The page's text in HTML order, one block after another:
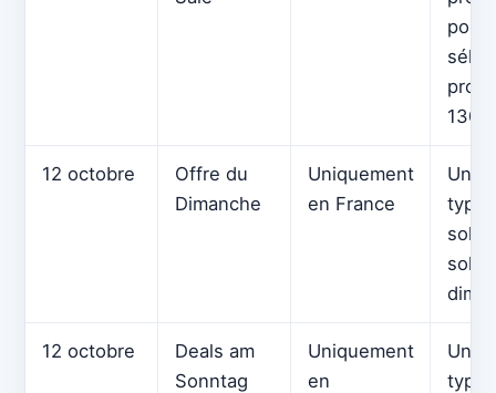
pour
130 $
12 octobre
Offre du
Dimanche
Uniquement
en France
Un
type
12 octobre
Deals am
Sonntag
Uniquement
en
Un
type